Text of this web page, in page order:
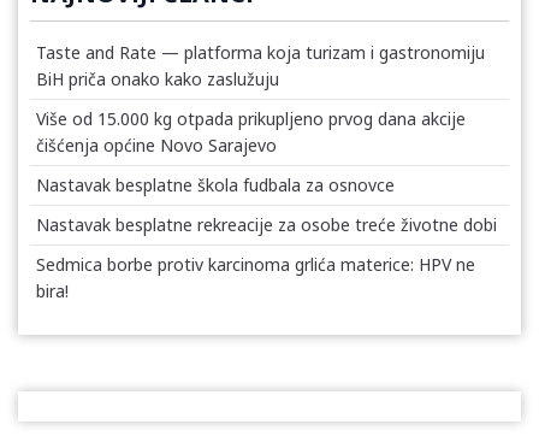
Taste and Rate — platforma koja turizam i gastronomiju
BiH priča onako kako zaslužuju
Više od 15.000 kg otpada prikupljeno prvog dana akcije
čišćenja općine Novo Sarajevo
Nastavak besplatne škola fudbala za osnovce
Nastavak besplatne rekreacije za osobe treće životne dobi
Sedmica borbe protiv karcinoma grlića materice: HPV ne
bira!